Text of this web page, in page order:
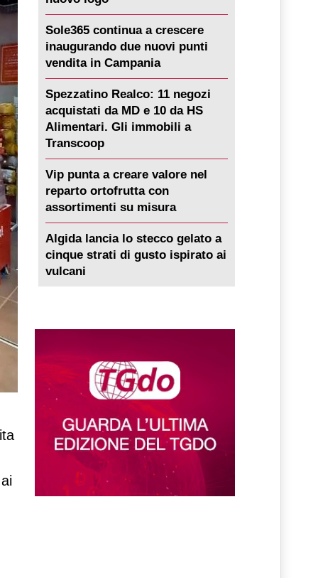
Sole365 continua a crescere
inaugurando due nuovi punti
vendita in Campania
Spezzatino Realco: 11 negozi
acquistati da MD e 10 da HS
Alimentari. Gli immobili a
Transcoop
Vip punta a creare valore nel
reparto ortofrutta con
assortimenti su misura
Algida lancia lo stecco gelato a
cinque strati di gusto ispirato ai
vulcani